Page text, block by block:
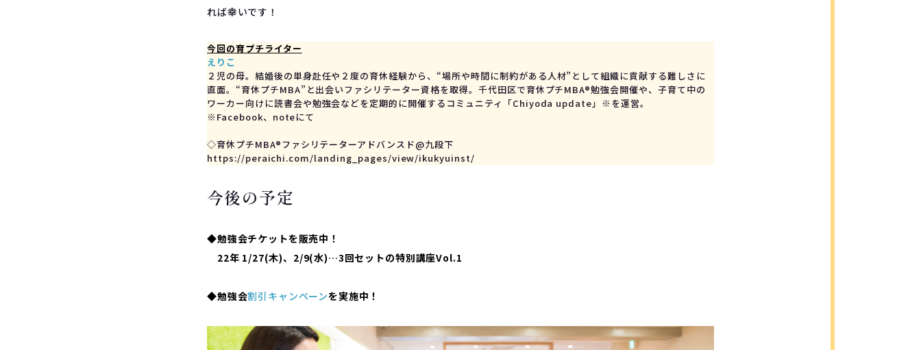
れば幸いです！
今回の育プチライター
えりこ
２児の母。結婚後の単身赴任や２度の育休経験から、“場所や時間に制約がある人材”として組織に貢献する難しさに
直面。“育休プチMBA”と出会いファシリテーター資格を取得。千代田区で育休プチMBA®勉強会開催や、子育て中の
ワーカー向けに読書会や勉強会などを定期的に開催するコミュニティ「Chiyoda update」※を運営。
※Facebook、noteにて
◇育休プチMBA®ファシリテーターアドバンスド@九段下
今後の予定
◆勉強会チケットを販売中！
22年 1/27(木)、2/9(水)…3回セットの特別講座Vol.1
◆勉強会割引キャンペーンを実施中！